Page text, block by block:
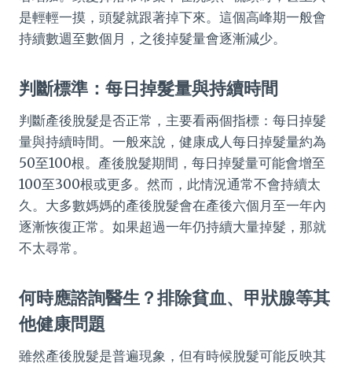
是輕輕一摸，頭髮就跟著掉下來。這個高峰期一般會
持續數週至數個月，之後掉髮量會逐漸減少。
判斷標準：每日掉髮量與持續時間
判斷產後脫髮是否正常，主要看兩個指標：每日掉髮
量與持續時間。一般來說，健康成人每日掉髮量約為
50至100根。產後脫髮期間，每日掉髮量可能會增至
100至300根或更多。然而，此情況通常不會持續太
久。大多數媽媽的產後脫髮會在產後六個月至一年內
逐漸恢復正常。如果超過一年仍持續大量掉髮，那就
不太尋常。
何時應諮詢醫生？排除貧血、甲狀腺等其
他健康問題
雖然產後脫髮是普遍現象，但有時候脫髮可能反映其